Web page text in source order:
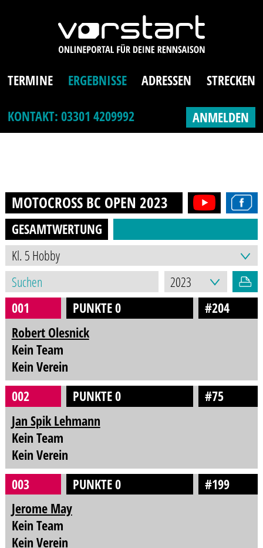
TERMINE ERGEBNISSE ADRESSEN
STRECKEN
KONTAKT: 03301 4209992
ANMELDEN
MOTOCROSS BC OPEN 2023
GESAMTWERTUNG
001 PUNKTE 0
#204
Robert Olesnick
Kein Team
Kein Verein
002
PUNKTE 0
#75
Jan Spik Lehmann
Kein Team
Kein Verein
003
PUNKTE 0
#199
Jerome May
Kein Team
Kein Verein